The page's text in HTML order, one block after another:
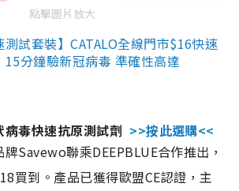
點擊圖片放大
試套裝】CATALO全線門市$16快速
分鐘驗新冠病毒 準確性高達
毒快速抗原測試劑 >>按此選購<<
Savewo聯乘DEEPBLUE合作推出，
買到。產品已獲得歐盟CE認證，主